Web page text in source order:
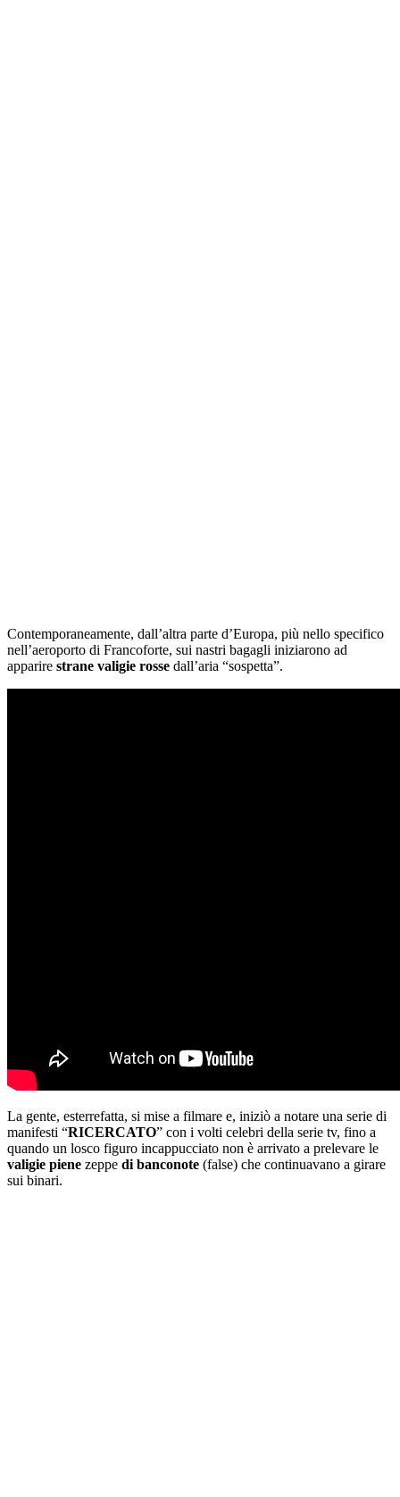
Contemporaneamente, dall’altra parte d’Europa, più nello specifico
nell’aeroporto di Francoforte, sui nastri bagagli iniziarono ad
apparire strane valigie rosse dall’aria “sospetta”.
La gente, esterrefatta, si mise a filmare e, iniziò a notare una serie di
manifesti “RICERCATO” con i volti celebri della serie tv, fino a
quando un losco figuro incappucciato non è arrivato a prelevare le
valigie piene zeppe di banconote (false) che continuavano a girare
sui binari.